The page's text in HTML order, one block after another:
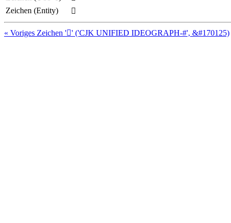
Zeichen (Entity)
𩢎
« Voriges Zeichen '𩢍' ('CJK UNIFIED IDEOGRAPH-#', &#170125)